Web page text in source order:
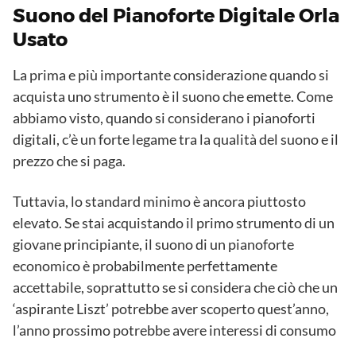
Suono del Pianoforte Digitale Orla
Usato
La prima e più importante considerazione quando si
acquista uno strumento è il suono che emette. Come
abbiamo visto, quando si considerano i pianoforti
digitali, c’è un forte legame tra la qualità del suono e il
prezzo che si paga.
Tuttavia, lo standard minimo è ancora piuttosto
elevato. Se stai acquistando il primo strumento di un
giovane principiante, il suono di un pianoforte
economico è probabilmente perfettamente
accettabile, soprattutto se si considera che ciò che un
‘aspirante Liszt’ potrebbe aver scoperto quest’anno,
l’anno prossimo potrebbe avere interessi di consumo